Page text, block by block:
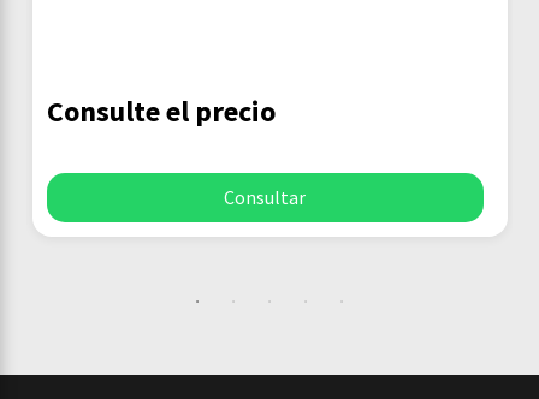
Consulte el precio
Consultar